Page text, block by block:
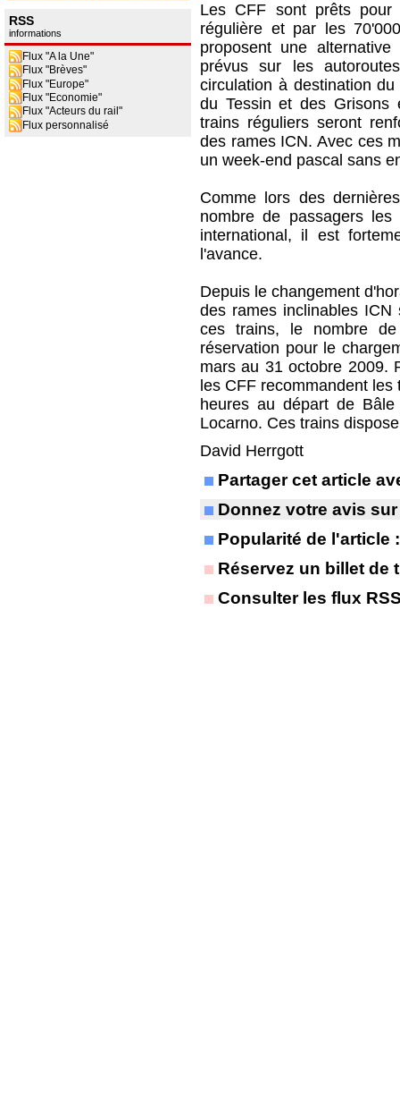
RSS
informations
Flux "A la Une"
Flux "Brèves"
Flux "Europe"
Flux "Economie"
Flux "Acteurs du rail"
Flux personnalisé
Les CFF sont prêts
régulière et par les
proposent une
prévus sur les
circulation à destination
du Tessin et des Grisons
trains réguliers seront
des rames ICN. Avec ces
un week-end pascal sans
Comme lors des
nombre de passagers
international, il est
l'avance.
Depuis le changement
des rames inclinables
ces trains, le nombre
réservation pour le
mars au 31 octobre 2009.
les CFF recommandent
heures au départ de
Locarno. Ces trains
David Herrgott
Partager cet article
Donnez votre avis
Popularité de l'article
Réservez un billet de
Consulter les flux